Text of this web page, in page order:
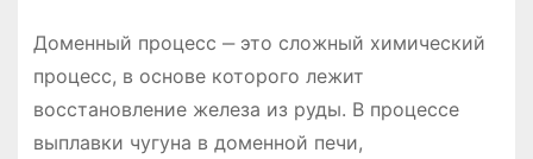
Доменный процесс ‒ это сложный химический
процесс, в основе которого лежит
восстановление железа из руды. В процессе
выплавки чугуна в доменной печи,